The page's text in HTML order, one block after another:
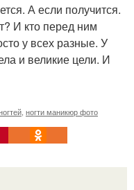
А если получится.
И кто перед ним
у всех разные. У
и великие цели. И
ногти маникюр фото